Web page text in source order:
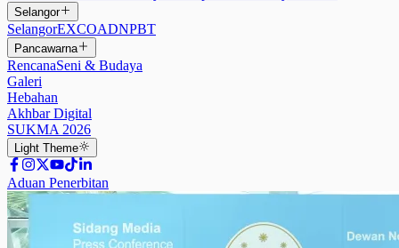
Selangor
SelangorEXCOADNPBT
Pancawarna
RencanaSeni & Budaya
Galeri
Hebahan
Akhbar Digital
SUKMA 2026
Light Theme
Aduan Penerbitan